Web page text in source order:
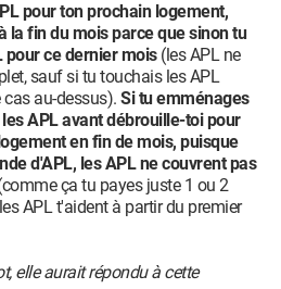
pour ton prochain logement,
la fin du mois parce que sinon tu
pour ce dernier mois(les APL ne
sauf si tu touchais les APL
au-dessus). Si tu emménages
APL avant débrouille-toi pour
en fin de mois, puisque
d'APL, les APL ne couvrent pas
ça tu payes juste 1 ou 2
APL t'aident à partir du premier
elle aurait répondu à cette